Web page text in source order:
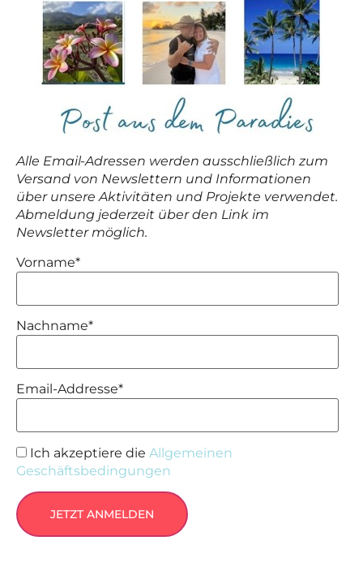
Alle Email-Adressen werden ausschließlich zum
Versand von Newslettern und Informationen
über unsere Aktivitäten und Projekte verwendet.
Abmeldung jederzeit über den Link im
Newsletter möglich.
Vorname*
Nachname*
Email-Addresse*
Ich akzeptiere die Allgemeinen
Geschäftsbedingungen